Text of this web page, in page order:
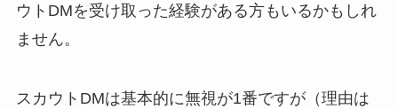
ウトDMを受け取った経験がある方もいるかもしれ
ません。
スカウトDMは基本的に無視が1番ですが（理由は